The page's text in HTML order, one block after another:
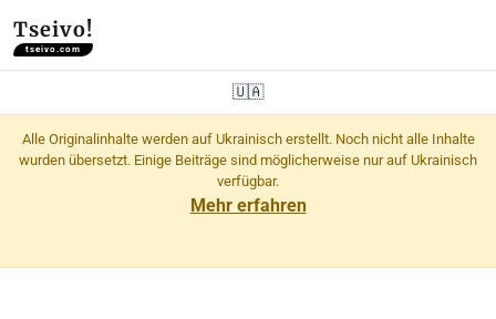
Tseivo!
tseivo.com
🇺🇦
Alle Originalinhalte werden auf Ukrainisch erstellt. Noch nicht alle Inhalte
wurden übersetzt. Einige Beiträge sind möglicherweise nur auf Ukrainisch
verfügbar.
Mehr erfahren